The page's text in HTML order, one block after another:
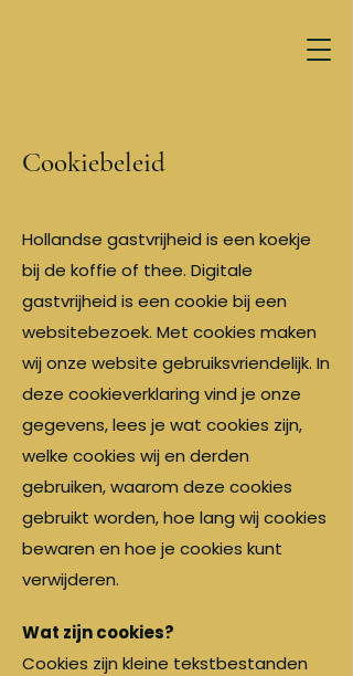
Cookiebeleid
Hollandse gastvrijheid is een koekje
bij de koffie of thee. Digitale
gastvrijheid is een cookie bij een
websitebezoek. Met cookies maken
wij onze website gebruiksvriendelijk. In
deze cookieverklaring vind je onze
gegevens, lees je wat cookies zijn,
welke cookies wij en derden
gebruiken, waarom deze cookies
gebruikt worden, hoe lang wij cookies
bewaren en hoe je cookies kunt
verwijderen.
Wat zijn cookies?
Cookies zijn kleine tekstbestanden